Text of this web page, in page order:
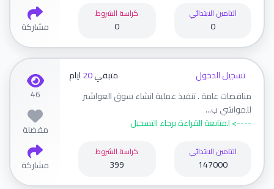
التامين الابتدائي
0
كراسة الشروط
0 مشاركة
تسجيل الدخول متبقي20ايام
مناقصات عامة . تنفيذ عملية انشاء سوق العواشير
للمواشي ب...
----> لمتابعة القراءة برجاء التسجيل
التامين الابتدائي
147000
كراسة الشروط
399
46
مفضلة
مشاركة